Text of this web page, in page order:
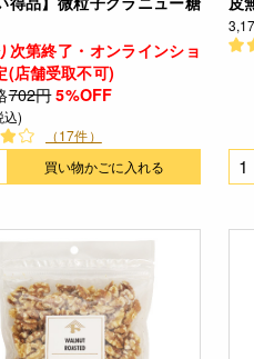
次第終了・オンラインショ
(店舗受取不可)
702円 5%OFF
込)
（17件）
買い物かごに入れる